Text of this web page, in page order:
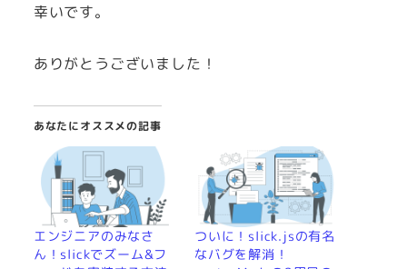
幸いです。
ありがとうございました！
あなたにオススメの記事
エンジニアのみなさ
ん！slickでズーム&フ
ついに！slick.jsの有名
なバグを解消！